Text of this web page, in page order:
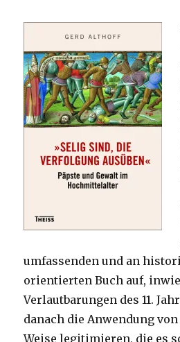
umfassenden und an
orientierten Buch auf,
Verlautbarungen des 11.
danach die Anwendung
Weise legitimieren, die es